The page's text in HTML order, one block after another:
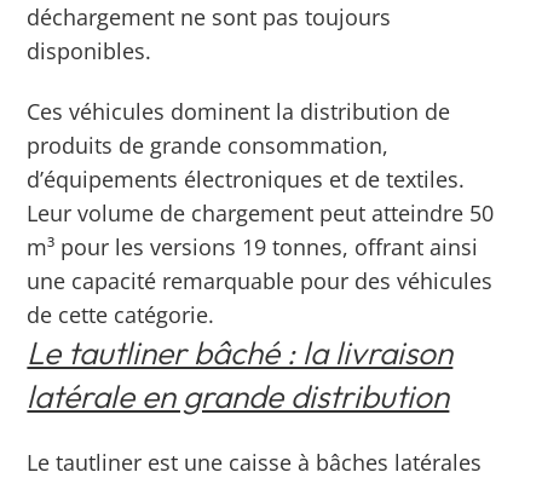
déchargement ne sont pas toujours
disponibles.
Ces véhicules dominent la distribution de
produits de grande consommation,
d’équipements électroniques et de textiles.
Leur volume de chargement peut atteindre 50
m³ pour les versions 19 tonnes, offrant ainsi
une capacité remarquable pour des véhicules
de cette catégorie.
Le tautliner bâché : la livraison
latérale en grande distribution
Le tautliner est une caisse à bâches latérales